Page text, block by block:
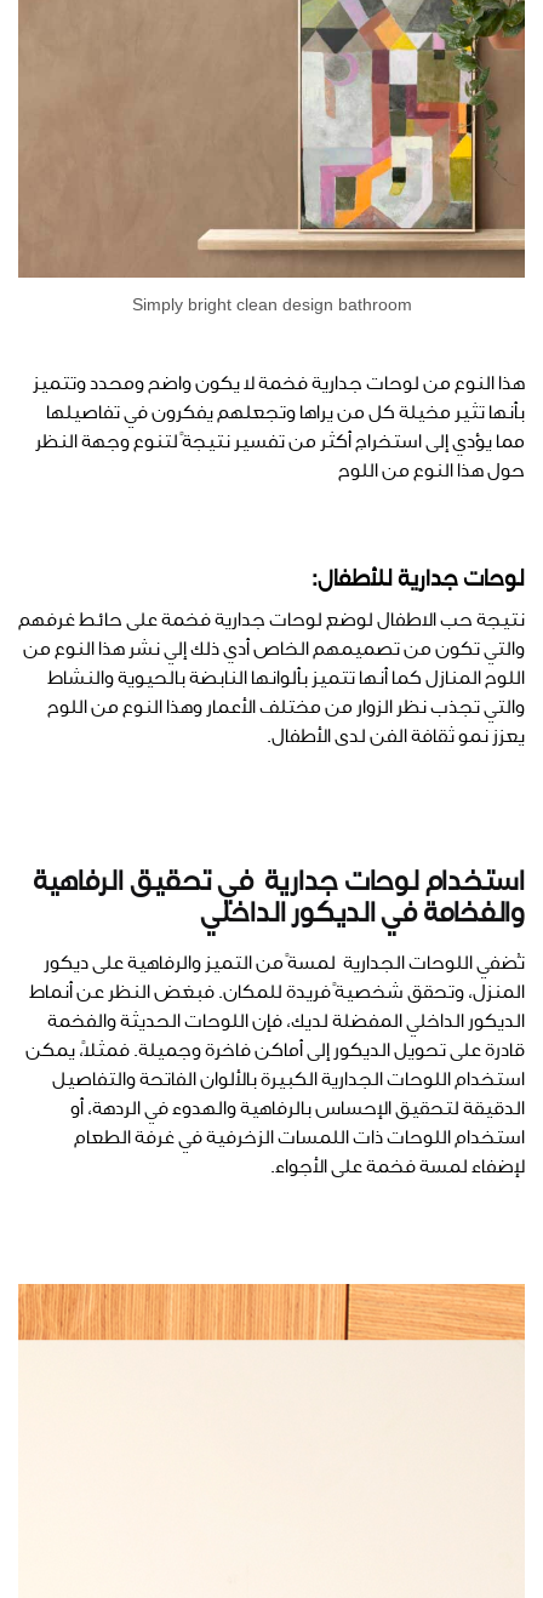
Simply bright clean design bathroom
هذا النوع من لوحات جدارية فخمة لا يكون واضح ومحدد وتتميز
بأنها تثير مخيلة كل من يراها وتجعلهم يفكرون في تفاصيلها
مما يؤدي إلى استخراج أكثر من تفسير نتيجةً لتنوع وجهة النظر
حول هذا النوع من اللوح
لوحات جدارية للأطفال:
نتيجة حب الاطفال لوضع لوحات جدارية فخمة على حائط غرفهم
والتي تكون من تصميمهم الخاص أدي ذلك إلي نشر هذا النوع من
اللوح المنازل كما أنها تتميز بألوانها النابضة بالحيوية والنشاط
والتي تجذب نظر الزوار من مختلف الأعمار وهذا النوع من اللوح
يعزز نمو ثقافة الفن لدى الأطفال.
استخدام لوحات جدارية في تحقيق الرفاهية
والفخامة في الديكور الداخلي
تُضفي اللوحات الجدارية لمسةً من التميز والرفاهية على ديكور
المنزل، وتحقق شخصيةً فريدة للمكان. فبغض النظر عن أنماط
الديكور الداخلي المفضلة لديك، فإن اللوحات الحديثة والفخمة
قادرة على تحويل الديكور إلى أماكن فاخرة وجميلة. فمثلاً، يمكن
استخدام اللوحات الجدارية الكبيرة بالألوان الفاتحة والتفاصيل
الدقيقة لتحقيق الإحساس بالرفاهية والهدوء في الردهة، أو
استخدام اللوحات ذات اللمسات الزخرفية في غرفة الطعام
لإضفاء لمسة فخمة على الأجواء.